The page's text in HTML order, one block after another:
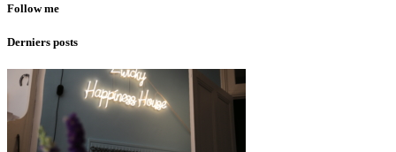
Follow me
Derniers posts